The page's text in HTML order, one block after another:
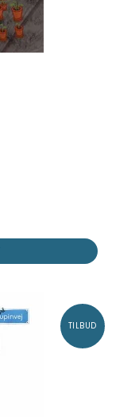
TILBUD